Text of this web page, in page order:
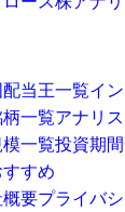
当王一覧イ
一覧アナリ
一覧投資期
すめ
要プライバ